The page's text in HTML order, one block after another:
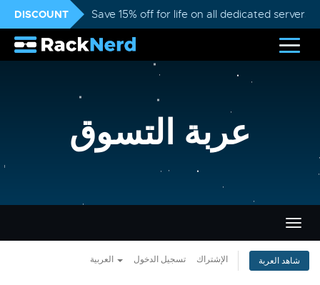
DISCOUNT Save 15% off for life on all dedicated servers
عربة التسوق
تبديل
التنقل
تسجيل الدخول الإشتراك شاهد العربة